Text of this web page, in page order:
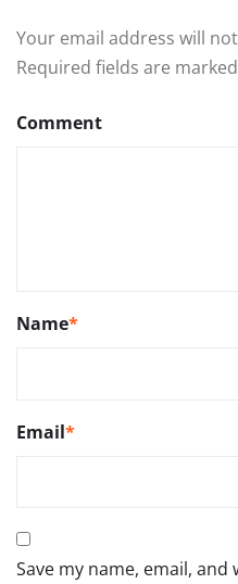
Your email address will
Required fields are marked
Comment
Name*
Email*
Save my name, email,